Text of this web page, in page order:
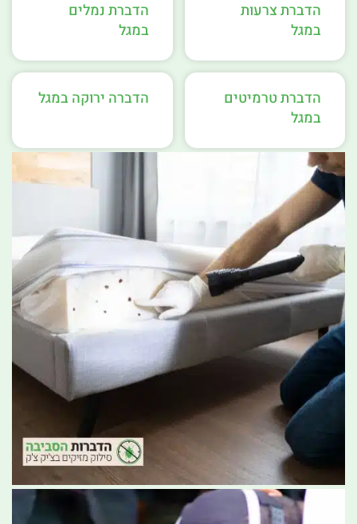
הדברת צרעות
במגל
הדברת נמלים
במגל
הדברת טרמיטים
במגל
הדברה ירוקה במגל